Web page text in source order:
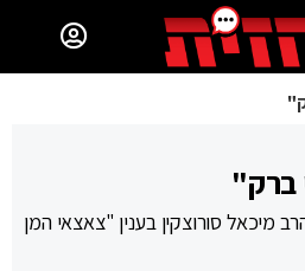
ברק"
מיכאל סורוצקין בענין "צאצאי המן